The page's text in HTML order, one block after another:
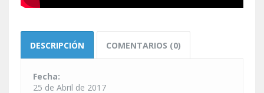
DESCRIPCIÓN COMENTARIOS (0)
Fecha:
25 de Abril de 2017